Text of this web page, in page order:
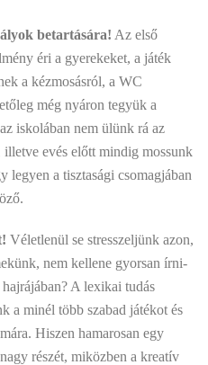
betartására! Az első
éri a gyerekeket, a játék
a kézmosásról, a WC
még nyáron tegyük a
iskolában nem ülünk rá az
illetve evés előtt mindig mossunk
legyen a tisztasági csomagjában
Véletlenül se stresszeljünk azon,
nem kellene gyorsan írni-
A lexikai tudás
a minél több szabad játékot és
Hiszen hamarosan egy
részét, miközben a kreatív